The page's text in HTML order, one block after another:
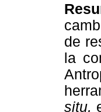
de
la
situ,